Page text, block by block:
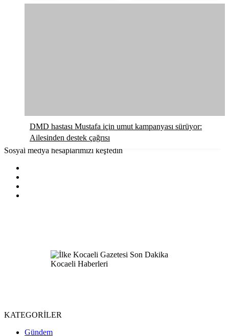
DMD hastası Mustafa için umut kampanyası sürüyor:
Ailesinden destek çağrısı
Sosyal medya hesaplarımızı keşfedin
KATEGORİLER
Gündem